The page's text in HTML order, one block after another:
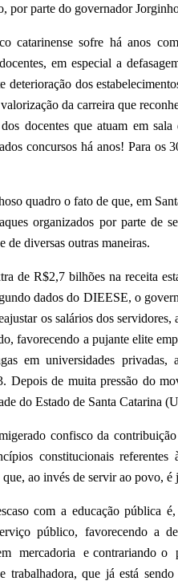
por parte do governador
catarinense sofre há anos
em especial a
deterioração dos
da carreira que
docentes que atuam em
concursos há anos! Para os
quadro o fato de que, em
organizados por parte de
de diversas outras maneiras.
de R$2,7 bilhões na receita
dados do DIEESE, o
os salários dos
favorecendo a pujante elite
em universidades privadas,
Depois de muita pressão do
do Estado de Santa Catarina
confisco da
constitucionais referentes
ao invés de servir ao povo,
com a educação pública
público, favorecendo a
mercadoria e contrariando o
trabalhadora, que já está